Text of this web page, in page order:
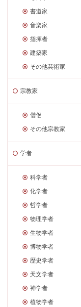
書道家
音楽家
指揮者
建築家
その他芸術家
宗教家
僧侶
その他宗教家
学者
科学者
化学者
哲学者
物理学者
生物学者
博物学者
歴史学者
天文学者
神学者
植物学者